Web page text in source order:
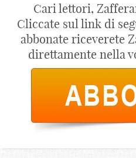
Cari lettori,
Cliccate sul link di
abbonate riceverete
direttamente nella